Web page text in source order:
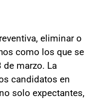
eliminar o
como los que se
de marzo. La
candidatos en
solo expectantes,